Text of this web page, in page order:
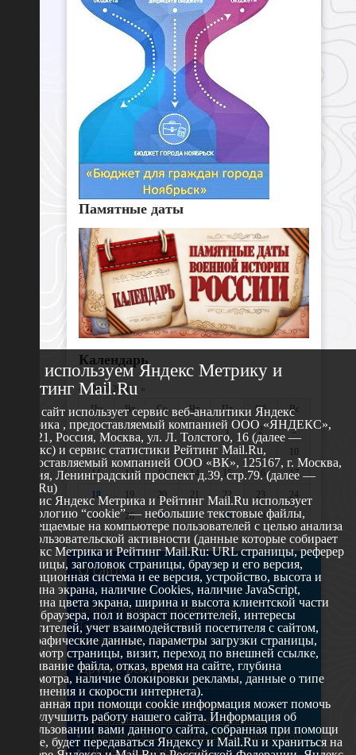
Памятные даты
Календарь
«Май 2026 »
Пн
Вт Ср Чт Пт Сб
Вс
1
2
3
4
5 6 7 8 9
11
12 13 14 15 16
17
18
19 20 21 22 23
24
25
26 27 28 29 30 31
О сайте
629802 г. Ноябрьск, ул. Республики, 49
Телефон: +7 (3496) 35-37-49
E-mail: udsm@noyabrsk.yanao.ru
Другие ресурсы
Администрация города Ноябрьска
Департамент образования города Ноябрьска
Департамент молодежной политики и туризма ЯНАО
Окружной молодежный центр
Мы используем Яндекс Метрику и
Рейтинг Mail.Ru
Этот сайт использует сервис веб-аналитики Яндекс
Метрика , предоставляемый компанией ООО «ЯНДЕКС»,
119021, Россия, Москва, ул. Л. Толстого, 16 (далее —
Яндекс) и сервис статистики Рейтинг Mail.Ru,
предоставляемый компанией ООО «ВК», 125167, г. Москва,
Россия, Ленинградский проспект д.39, стр.79. (далее —
Mail.Ru)
Сервис Яндекс Метрика и Рейтинг Mail.Ru использует
технологию “cookie” — небольшие текстовые файлы,
размещаемые на компьютере пользователей с целью анализа
их пользовательской активности (данные которые собирает
Яндекс Метрика и Рейтинг Mail.Ru: URL страницы, реферер
страницы, заголовок страницы, браузер и его версия,
операционная система и ее версия, устройство, высота и
ширина экрана, наличие Cookies, наличие JavaScript,
глубина цвета экрана, ширина и высота клиентской части
окна браузера, пол и возраст посетителей, интересы
посетителей, учет взаимодействий посетителя с сайтом,
географические данные, параметры загрузки страницы,
просмотр страницы, визит, переход по внешней ссылке,
cкачивание файла, отказ, время на сайте, глубина
просмотра, наличие блокировки рекламы, данные о типе
соединения и скорости интернета).
Собранная при помощи cookie информация может помочь
нам улучшить работу нашего сайта. Информация об
использовании вами данного сайта, собранная при помощи
cookie, будет передаваться Яндексу и Mail.Ru и храниться на